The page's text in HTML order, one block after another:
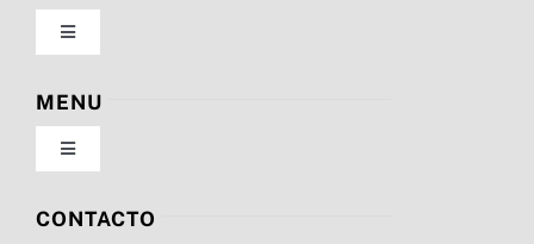
Toggle
Navigation
Política de privacidad
Condiciones de uso
MENU
Toggle
Navigation
Nosotros
CONTACTO